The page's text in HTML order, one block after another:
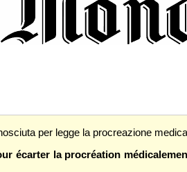
per legge la procreazione
écarter la procréation